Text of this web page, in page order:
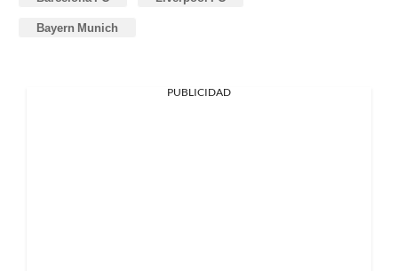
Bayern Munich
PUBLICIDAD